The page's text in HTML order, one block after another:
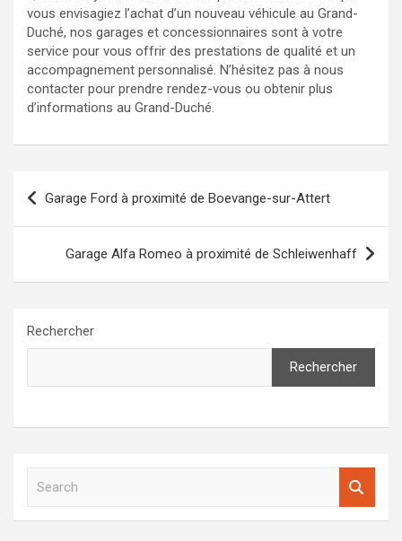
vous envisagiez l’achat d’un nouveau véhicule au Grand-
Duché, nos garages et concessionnaires sont à votre
service pour vous offrir des prestations de qualité et un
accompagnement personnalisé. N’hésitez pas à nous
contacter pour prendre rendez-vous ou obtenir plus
d’informations au Grand-Duché.
Navigation
de
l’article
Garage Ford à proximité de Boevange-sur-Attert
Garage Alfa Romeo à proximité de Schleiwenhaff
Rechercher
Rechercher